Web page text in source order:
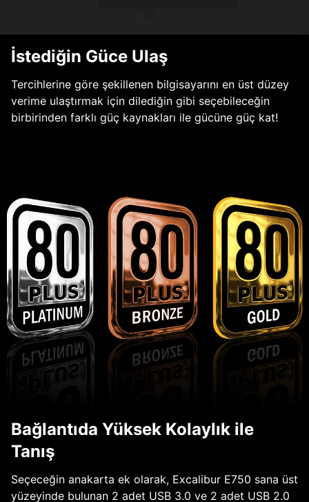
İstediğin Güce Ulaş
Tercihlerine göre şekillenen bilgisayarını en üst düzey
verime ulaştırmak için dilediğin gibi seçebileceğin
birbirinden farklı güç kaynakları ile gücüne güç kat!
Bağlantıda Yüksek Kolaylık ile
Tanış
Seçeceğin anakarta ek olarak, Excalibur E750 sana üst
yüzeyinde bulunan 2 adet USB 3.0 ve 2 adet USB 2.0